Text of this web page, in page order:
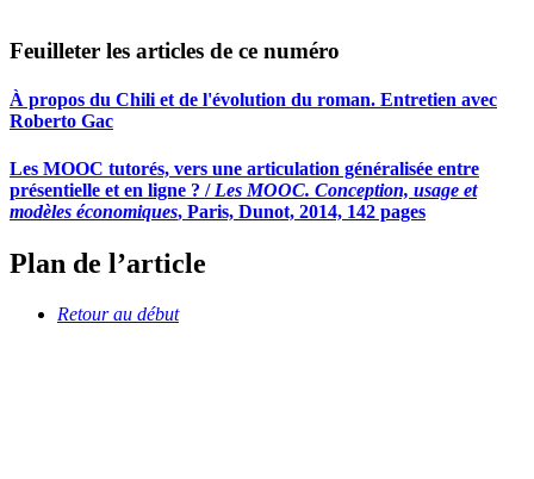
Feuilleter les articles de ce numéro
À propos du Chili et de l'évolution du roman. Entretien avec
Roberto Gac
Les MOOC tutorés, vers une articulation généralisée entre
présentielle et en ligne ? / Les MOOC. Conception, usage et
modèles économiques, Paris, Dunot, 2014, 142 pages
Plan de l’article
Retour au début